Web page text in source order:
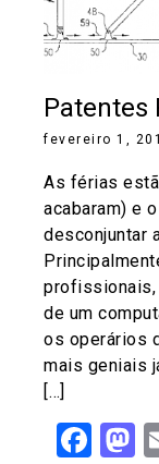
Patentes
fevereiro 1,
As férias
acabaram) e
desconjuntar
profissionais,
de um
os operários
mais geniais
[…]